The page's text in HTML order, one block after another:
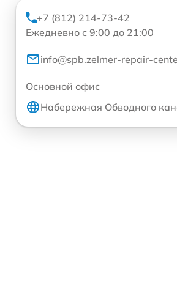
+7 (812) 214-73-42
Ежедневно с 9:00 до 21:00
info@spb.zelmer-repair-
Основной офис
Набережная Обводного